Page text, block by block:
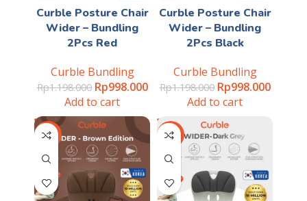
Curble Posture Chair
Wider – Bundling
2Pcs Red
Curble Bundling
Rp1.198.000 Rp998.000
Add to cart
Curble Posture Chair
Wider – Bundling
2Pcs Black
Curble Bundling
Rp1.198.000 Rp998.000
Add to cart
-40% -28%